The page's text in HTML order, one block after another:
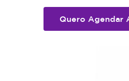
Quero Agendar